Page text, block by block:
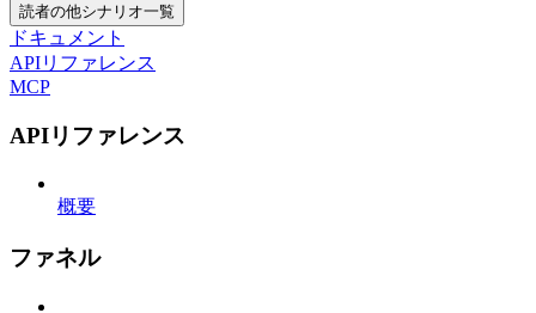
読者の他シナリオ一覧
ドキュメント
APIリファレンス
MCP
APIリファレンス
概要
ファネル